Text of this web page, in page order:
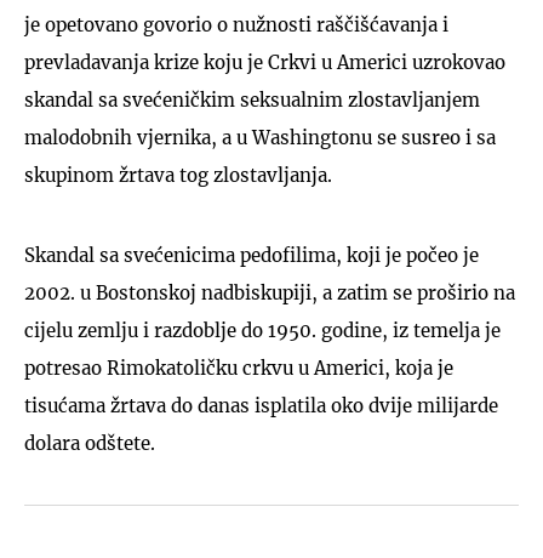
je opetovano govorio o nužnosti raščišćavanja i
prevladavanja krize koju je Crkvi u Americi uzrokovao
skandal sa svećeničkim seksualnim zlostavljanjem
malodobnih vjernika, a u Washingtonu se susreo i sa
skupinom žrtava tog zlostavljanja.
Skandal sa svećenicima pedofilima, koji je počeo je
2002. u Bostonskoj nadbiskupiji, a zatim se proširio na
cijelu zemlju i razdoblje do 1950. godine, iz temelja je
potresao Rimokatoličku crkvu u Americi, koja je
tisućama žrtava do danas isplatila oko dvije milijarde
dolara odštete.